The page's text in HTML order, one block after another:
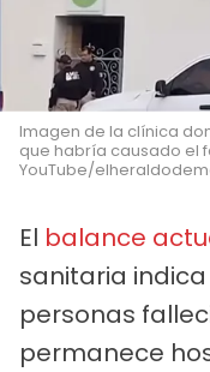
Imagen de la clínica
que habría causado el
YouTube/
El balance
sanitaria
personas
permanece